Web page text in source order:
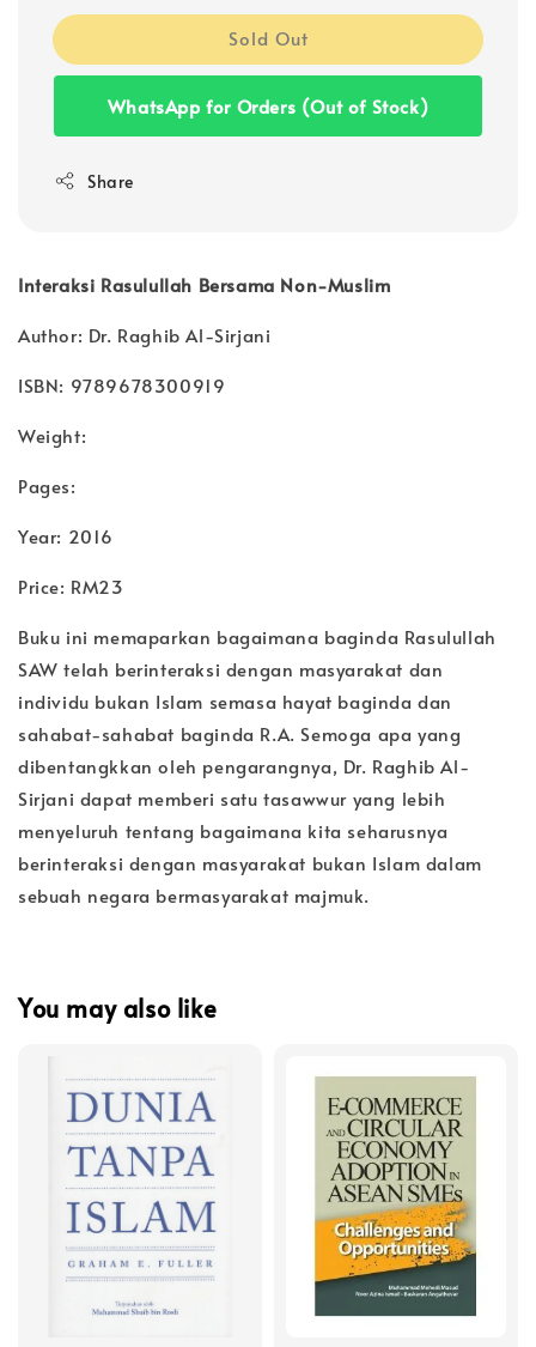
Sold Out
WhatsApp for Orders (Out of Stock)
Share
Interaksi Rasulullah Bersama Non-Muslim
Author: Dr. Raghib Al-Sirjani
ISBN: 9789678300919
Weight:
Pages:
Year: 2016
Price: RM23
Buku ini memaparkan bagaimana baginda Rasulullah
SAW telah berinteraksi dengan masyarakat dan
individu bukan Islam semasa hayat baginda dan
sahabat-sahabat baginda R.A. Semoga apa yang
dibentangkkan oleh pengarangnya, Dr. Raghib Al-
Sirjani dapat memberi satu tasawwur yang lebih
menyeluruh tentang bagaimana kita seharusnya
berinteraksi dengan masyarakat bukan Islam dalam
sebuah negara bermasyarakat majmuk.
You may also like